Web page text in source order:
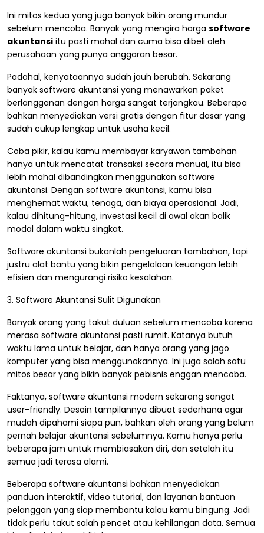
Ini mitos kedua yang juga banyak bikin orang mundur
sebelum mencoba. Banyak yang mengira harga software
akuntansi itu pasti mahal dan cuma bisa dibeli oleh
perusahaan yang punya anggaran besar.
Padahal, kenyataannya sudah jauh berubah. Sekarang
banyak software akuntansi yang menawarkan paket
berlangganan dengan harga sangat terjangkau. Beberapa
bahkan menyediakan versi gratis dengan fitur dasar yang
sudah cukup lengkap untuk usaha kecil.
Coba pikir, kalau kamu membayar karyawan tambahan
hanya untuk mencatat transaksi secara manual, itu bisa
lebih mahal dibandingkan menggunakan software
akuntansi. Dengan software akuntansi, kamu bisa
menghemat waktu, tenaga, dan biaya operasional. Jadi,
kalau dihitung-hitung, investasi kecil di awal akan balik
modal dalam waktu singkat.
Software akuntansi bukanlah pengeluaran tambahan, tapi
justru alat bantu yang bikin pengelolaan keuangan lebih
efisien dan mengurangi risiko kesalahan.
3. Software Akuntansi Sulit Digunakan
Banyak orang yang takut duluan sebelum mencoba karena
merasa software akuntansi pasti rumit. Katanya butuh
waktu lama untuk belajar, dan hanya orang yang jago
komputer yang bisa menggunakannya. Ini juga salah satu
mitos besar yang bikin banyak pebisnis enggan mencoba.
Faktanya, software akuntansi modern sekarang sangat
user-friendly. Desain tampilannya dibuat sederhana agar
mudah dipahami siapa pun, bahkan oleh orang yang belum
pernah belajar akuntansi sebelumnya. Kamu hanya perlu
beberapa jam untuk membiasakan diri, dan setelah itu
semua jadi terasa alami.
Beberapa software akuntansi bahkan menyediakan
panduan interaktif, video tutorial, dan layanan bantuan
pelanggan yang siap membantu kalau kamu bingung. Jadi
tidak perlu takut salah pencet atau kehilangan data. Semua